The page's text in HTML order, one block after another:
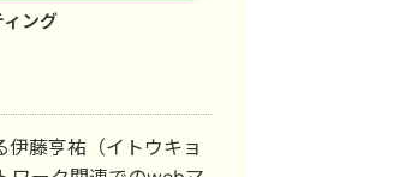
スやオペレーション
業の採用を「Nice to
、数字や組織図に落
（事業計画策定→マー
ング
藤亨祐（イトウキョ